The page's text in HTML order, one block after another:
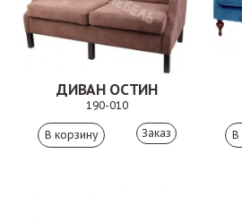
ДИВАН ОСТИН
190-010
Заказ